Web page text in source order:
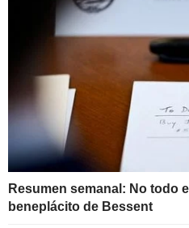
Resumen semanal: No todo
beneplácito de Bessent